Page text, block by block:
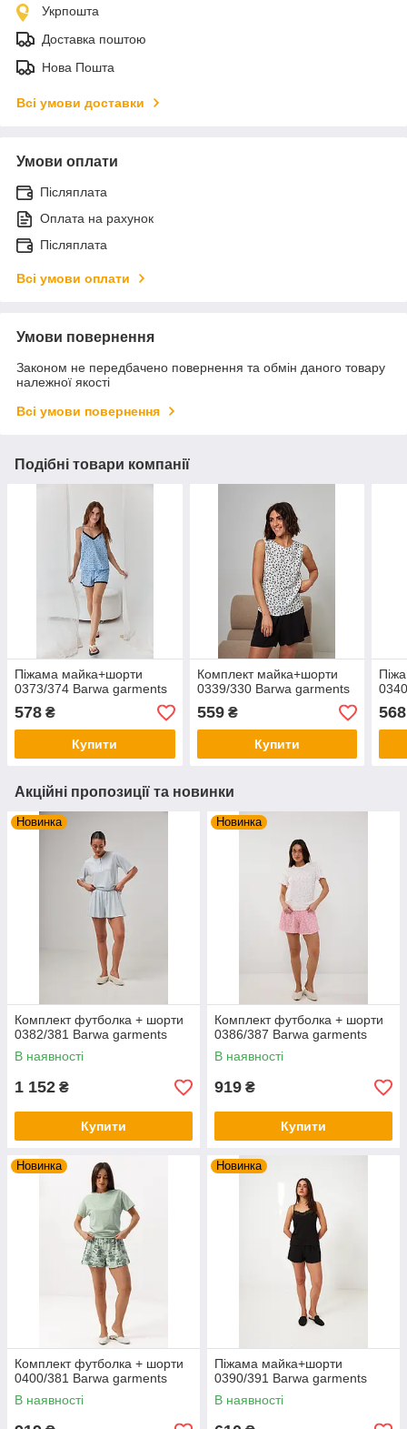
Укрпошта
Доставка поштою
Нова Пошта
Всі умови доставки
Умови оплати
Післяплата
Оплата на рахунок
Післяплата
Всі умови оплати
Умови повернення
Законом не передбачено повернення та обмін даного товару
належної якості
Всі умови повернення
Подібні товари компанії
Піжама майка+шорти
0373/374 Barwa garments
578 ₴
Купити
Комплект майка+шорти
0339/330 Barwa garments
559₴
Купити
568
Акційні пропозиції та новинки
Новинка
Комплект футболка + шорти
0382/381 Barwa garments
В наявності
1 152 ₴
Купити
Новинка
Комплект футболка + шорти
0386/387 Barwa garments
В наявності
919 ₴
Купити
Новинка
Комплект футболка + шорти
0400/381 Barwa garments
В наявності
Новинка
Піжама майка+шорти
0390/391 Barwa garments
В наявності